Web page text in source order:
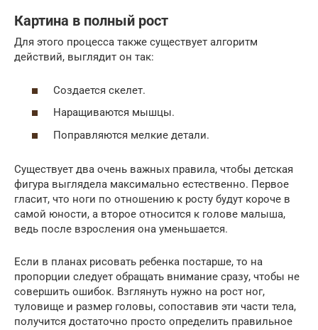
Картина в полный рост
Для этого процесса также существует алгоритм
действий, выглядит он так:
Создается скелет.
Наращиваются мышцы.
Поправляются мелкие детали.
Существует два очень важных правила, чтобы детская
фигура выглядела максимально естественно. Первое
гласит, что ноги по отношению к росту будут короче в
самой юности, а второе относится к голове малыша,
ведь после взросления она уменьшается.
Если в планах рисовать ребенка постарше, то на
пропорции следует обращать внимание сразу, чтобы не
совершить ошибок. Взглянуть нужно на рост ног,
туловище и размер головы, сопоставив эти части тела,
получится достаточно просто определить правильное